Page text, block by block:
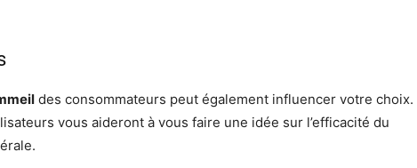
des consommateurs peut également influencer votre choix.
vous aideront à vous faire une idée sur l’efficacité du